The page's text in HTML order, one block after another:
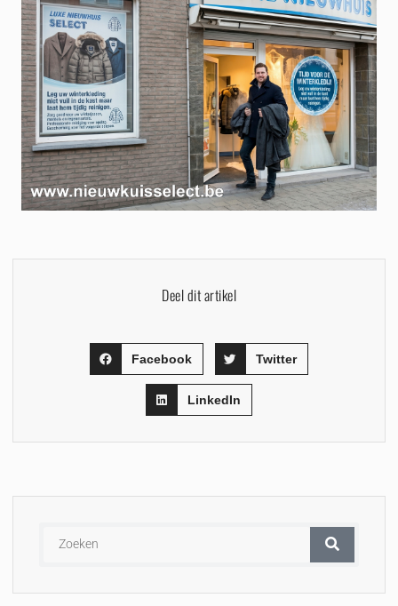
Deel dit artikel
Facebook Twitter
LinkedIn